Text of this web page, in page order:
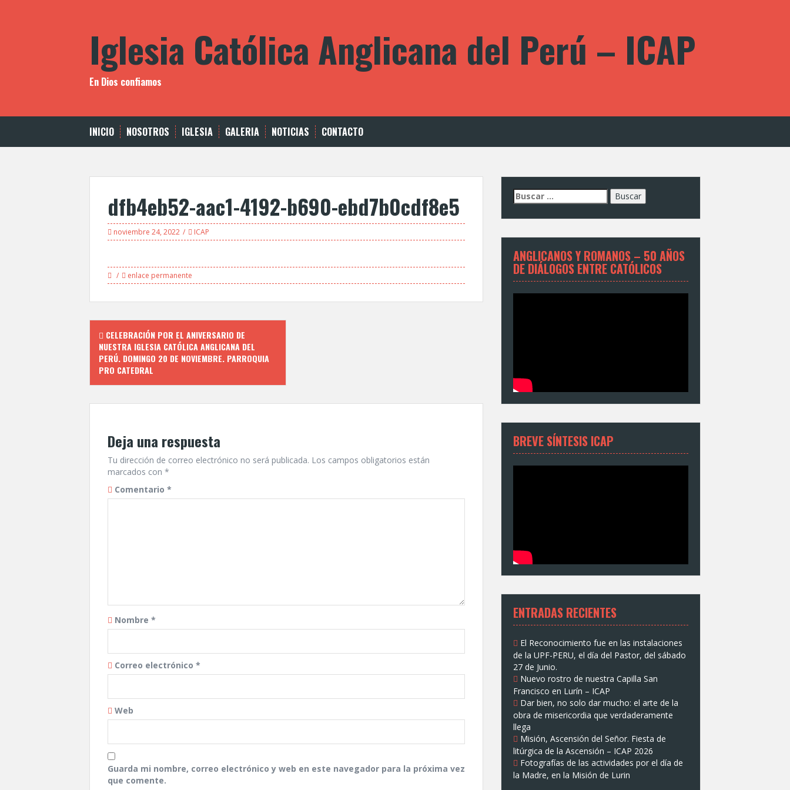
Iglesia Católica Anglicana del Perú – ICAP
En Dios confiamos
INICIO NOSOTROS IGLESIA GALERIA NOTICIAS CONTACTO
dfb4eb52-aac1-4192-b690-ebd7b0cdf8e5
noviembre 24, 2022 ICAP
enlace permanente
Navegación
de
entradas
CELEBRACIÓN POR EL ANIVERSARIO DE
NUESTRA IGLESIA CATÓLICA ANGLICANA DEL
PERÚ. DOMINGO 20 DE NOVIEMBRE. PARROQUIA
PRO CATEDRAL
Deja una respuesta
Tu dirección de correo electrónico no será publicada. Los campos obligatorios están
marcados con *
Comentario *
Nombre *
Correo electrónico *
Web
Guarda mi nombre, correo electrónico y web en este navegador para la próxima vez
que comente.
Buscar:
ANGLICANOS Y ROMANOS – 50 AÑOS
DE DIÁLOGOS ENTRE CATÓLICOS
BREVE SÍNTESIS ICAP
ENTRADAS RECIENTES
El Reconocimiento fue en las instalaciones
de la UPF-PERU, el día del Pastor, del sábado
27 de Junio.
Nuevo rostro de nuestra Capilla San
Francisco en Lurín – ICAP
Dar bien, no solo dar mucho: el arte de la
obra de misericordia que verdaderamente
llega
Misión, Ascensión del Señor. Fiesta de
litúrgica de la Ascensión – ICAP 2026
Fotografías de las actividades por el día de
la Madre, en la Misión de Lurin